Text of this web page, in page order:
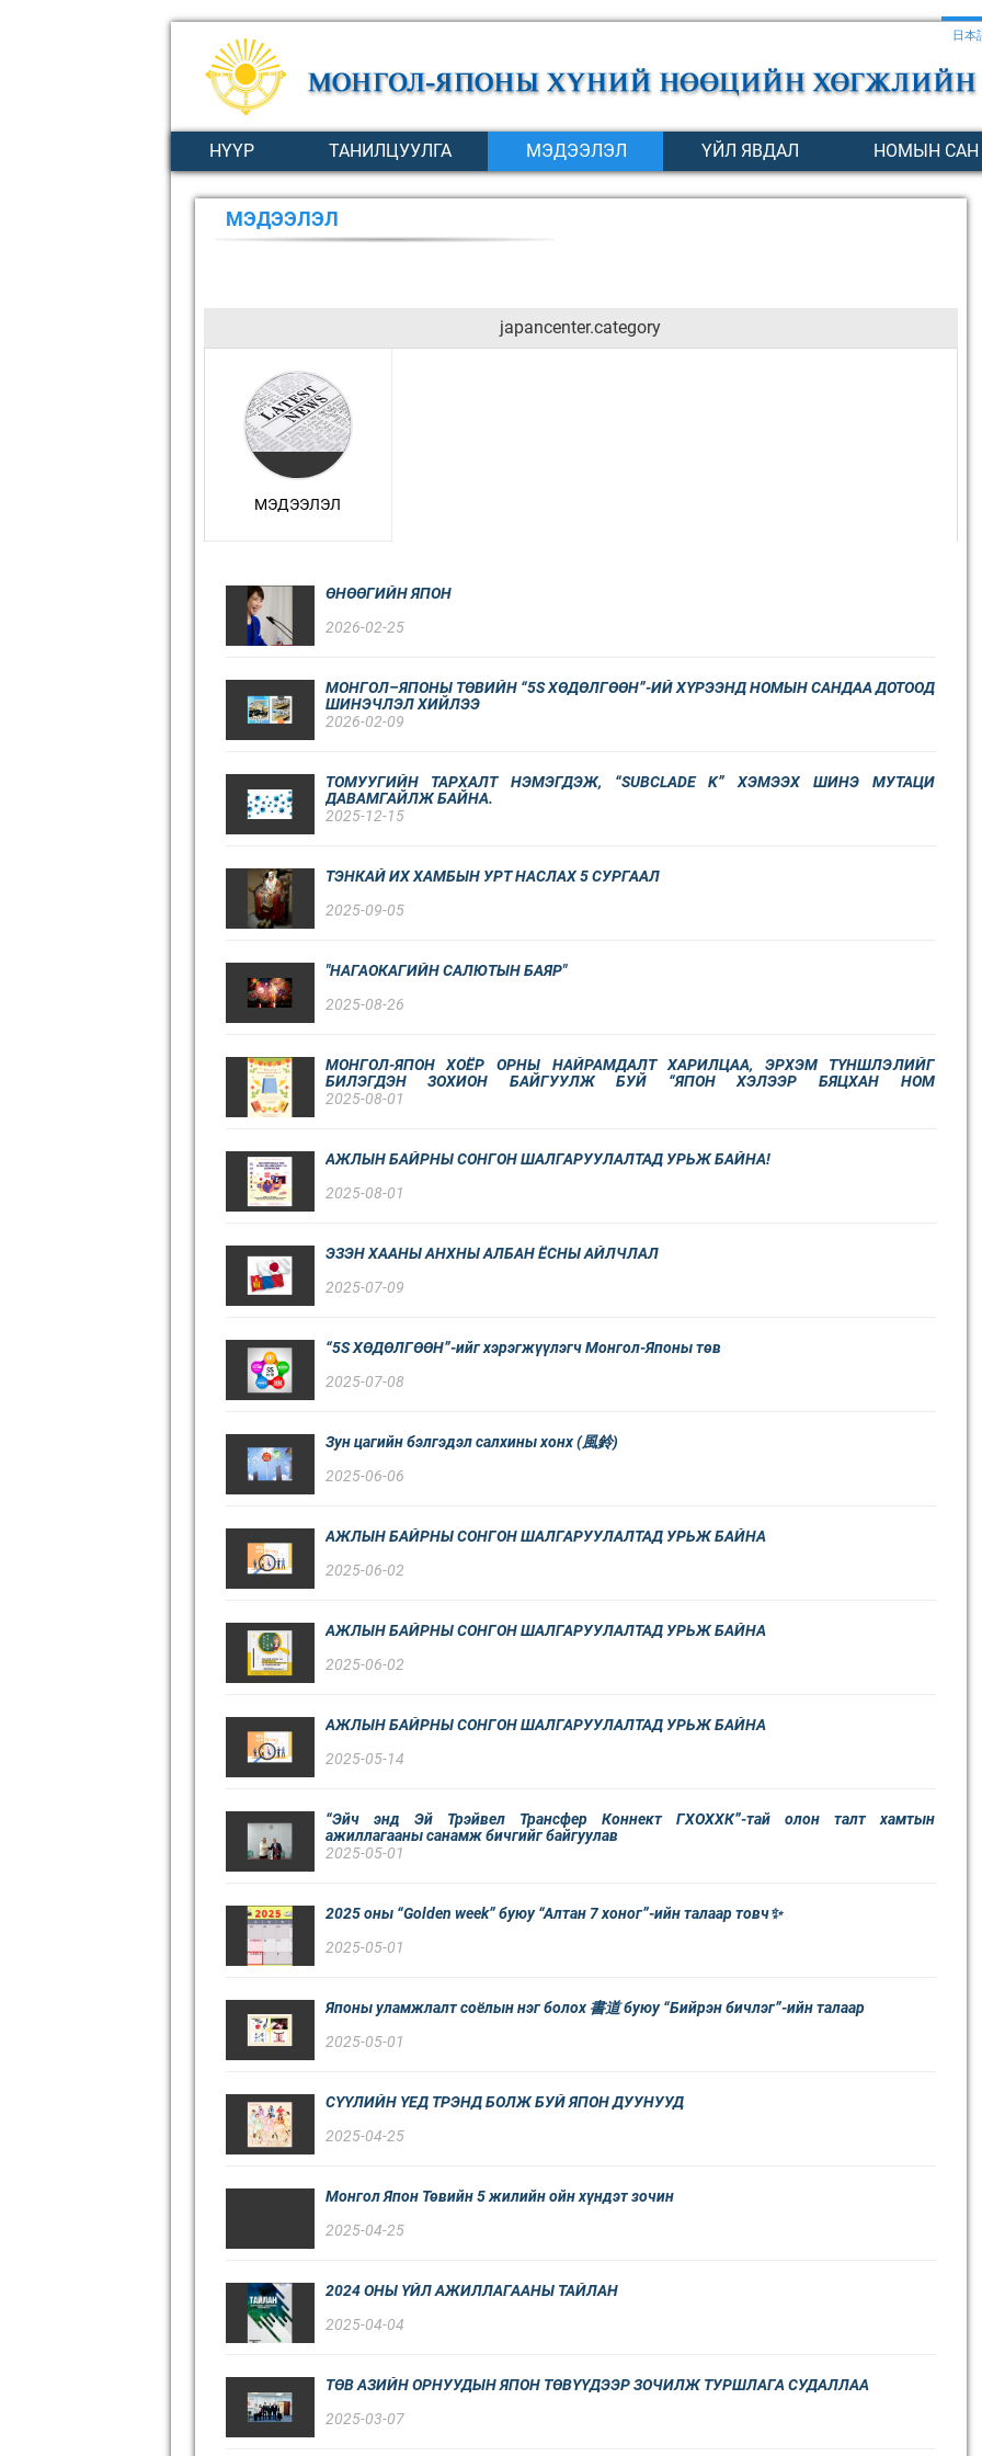
日本
НҮҮР ТАНИЛЦУУЛГА МЭДЭЭЛЭЛ ҮЙЛ ЯВДАЛ НОМЫН САН
МЭДЭЭЛЭЛ
japancenter.category
МЭДЭЭЛЭЛ
ӨНӨӨГИЙН ЯПОН
2026-02-25
МОНГОЛ–ЯПОНЫ ТӨВИЙН “5S ХӨДӨЛГӨӨН”-ИЙ ХҮРЭЭНД НОМЫН САНДАА ДОТООД
ШИНЭЧЛЭЛ ХИЙЛЭЭ
2026-02-09
ТОМУУГИЙН ТАРХАЛТ НЭМЭГДЭЖ, “SUBCLADE K” ХЭМЭЭХ ШИНЭ МУТАЦИ
ДАВАМГАЙЛЖ БАЙНА.
2025-12-15
ТЭНКАЙ ИХ ХАМБЫН УРТ НАСЛАХ 5 СУРГААЛ
2025-09-05
"НАГАОКАГИЙН САЛЮТЫН БАЯР"
2025-08-26
МОНГОЛ-ЯПОН ХОЁР ОРНЫ НАЙРАМДАЛТ ХАРИЛЦАА, ЭРХЭМ ТҮНШЛЭЛИЙГ
БИЛЭГДЭН ЗОХИОН БАЙГУУЛЖ БУЙ “ЯПОН ХЭЛЭЭР БЯЦХАН НОМ
БҮТЭЭЦГЭЭЕ-2025” УРАЛДААН
2025-08-01
АЖЛЫН БАЙРНЫ СОНГОН ШАЛГАРУУЛАЛТАД УРЬЖ БАЙНА!
2025-08-01
ЭЗЭН ХААНЫ АНХНЫ АЛБАН ЁСНЫ АЙЛЧЛАЛ
2025-07-09
“5S ХӨДӨЛГӨӨН”-ийг хэрэгжүүлэгч Монгол-Японы төв
2025-07-08
Зун цагийн бэлгэдэл салхины хонх (風鈴)
2025-06-06
АЖЛЫН БАЙРНЫ СОНГОН ШАЛГАРУУЛАЛТАД УРЬЖ БАЙНА
2025-06-02
АЖЛЫН БАЙРНЫ СОНГОН ШАЛГАРУУЛАЛТАД УРЬЖ БАЙНА
2025-06-02
АЖЛЫН БАЙРНЫ СОНГОН ШАЛГАРУУЛАЛТАД УРЬЖ БАЙНА
2025-05-14
“Эйч энд Эй Трэйвел Трансфер Коннект ГХОХХК”-тай олон талт хамтын
ажиллагааны санамж бичгийг байгуулав
2025-05-01
2025 оны “Golden week” буюу “Алтан 7 хоног”-ийн талаар товч✨
2025-05-01
Японы уламжлалт соёлын нэг болох 書道 буюу “Бийрэн бичлэг”-ийн талаар
2025-05-01
СҮҮЛИЙН ҮЕД ТРЭНД БОЛЖ БУЙ ЯПОН ДУУНУУД
2025-04-25
Монгол Япон Төвийн 5 жилийн ойн хүндэт зочин
2025-04-25
2024 ОНЫ ҮЙЛ АЖИЛЛАГААНЫ ТАЙЛАН
2025-04-04
ТӨВ АЗИЙН ОРНУУДЫН ЯПОН ТӨВҮҮДЭЭР ЗОЧИЛЖ ТУРШЛАГА СУДАЛЛАА
2025-03-07